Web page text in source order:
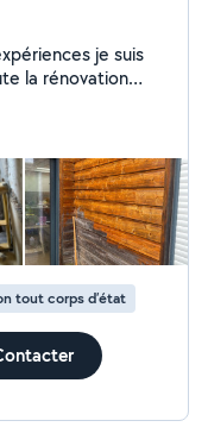
je suis
la rénovation
méticuleux
tout corps d’état